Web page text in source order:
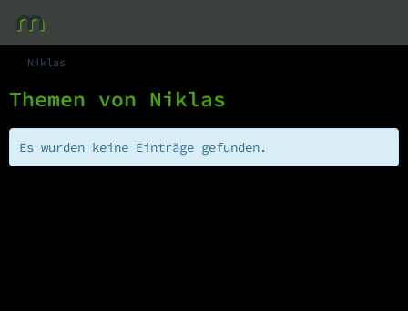
Niklas
Themen von Niklas
Es wurden keine Einträge gefunden.